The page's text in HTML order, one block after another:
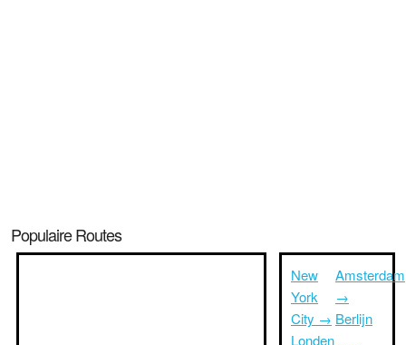
Populaire Routes
New
York
City →
Londen
Amsterdam
→
Berlijn